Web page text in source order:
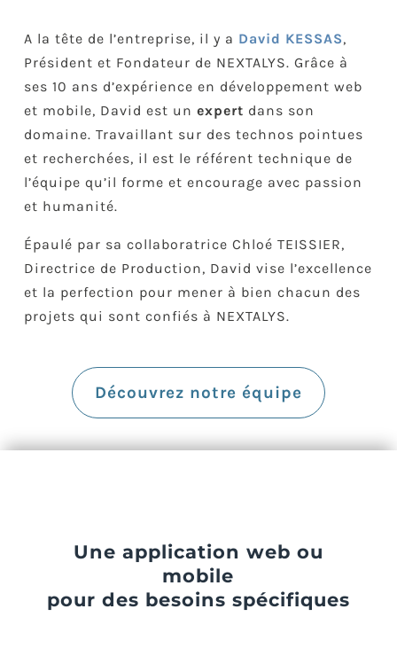
A la tête de l’entreprise, il y a David KESSAS,
Président et Fondateur de NEXTALYS. Grâce à
ses 10 ans d’expérience en développement web
et mobile, David est un expert dans son
domaine. Travaillant sur des technos pointues
et recherchées, il est le référent technique de
l’équipe qu’il forme et encourage avec passion
et humanité.
Épaulé par sa collaboratrice Chloé TEISSIER,
Directrice de Production, David vise l’excellence
et la perfection pour mener à bien chacun des
projets qui sont confiés à NEXTALYS.
Découvrez notre équipe
Une application web ou
mobile
pour des besoins spécifiques